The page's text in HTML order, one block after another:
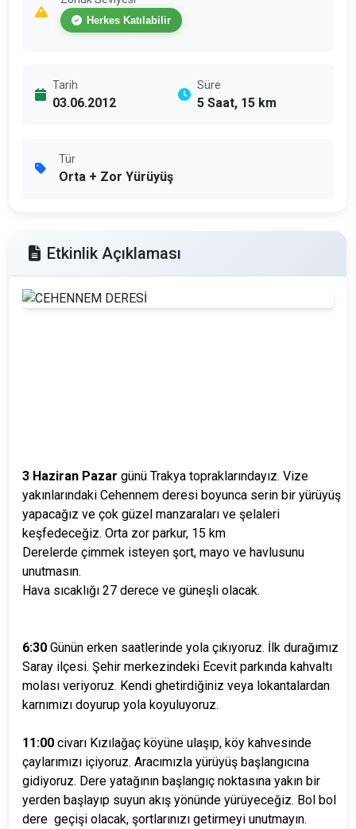
Herkes Katılabilir
Tarih
03.06.2012
Süre
5 Saat, 15 km
Tür
Orta + Zor Yürüyüş
Etkinlik Açıklaması
3 Haziran Pazar günü Trakya topraklarındayız. Vize
yakınlarındaki Cehennem deresi boyunca serin bir yürüyüş
yapacağız ve çok güzel manzaraları ve şelaleri
keşfedeceğiz. Orta zor parkur, 15 km
Derelerde çimmek isteyen şort, mayo ve havlusunu
unutmasın.
Hava sıcaklığı 27 derece ve güneşli olacak.
6:30 Günün erken saatlerinde yola çıkıyoruz. İlk durağımız
Saray ilçesi. Şehir merkezindeki Ecevit parkında kahvaltı
molası veriyoruz. Kendi ghetirdiğiniz veya lokantalardan
karnımızı doyurup yola koyuluyoruz.
11:00 civarı Kızılağaç köyüne ulaşıp, köy kahvesinde
çaylarımızı içiyoruz. Aracımızla yürüyüş başlangıcına
gidiyoruz. Dere yatağının başlangıç noktasına yakın bir
yerden başlayıp suyun akış yönünde yürüyeceğiz. Bol bol
dere geçişi olacak, şortlarınızı getirmeyi unutmayın.